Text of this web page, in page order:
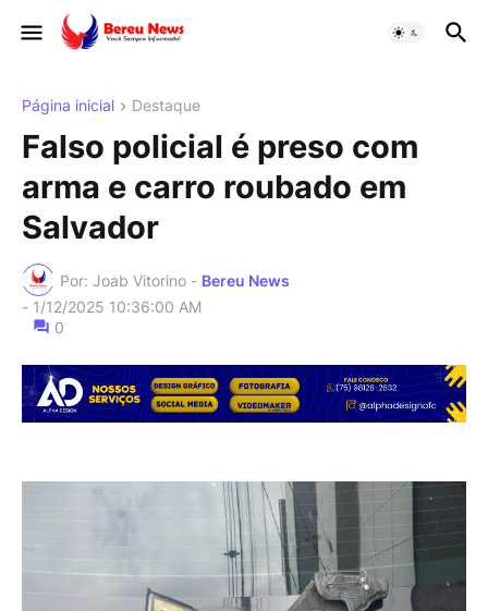
Página inicial Destaque
Falso policial é preso com
arma e carro roubado em
Salvador
Por: Joab Vitorino - Bereu News
- 1/12/2025 10:36:00 AM
0